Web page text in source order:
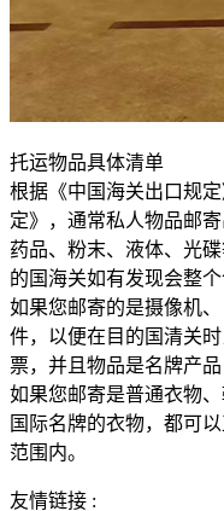
托运物品具体清单
根据《中国海关出口规
定》，通常私人物品邮
药品、粉末、液体、光
的国海关如有发现会整个
如果您邮寄的是摄像机
件，以便在目的国清关
票，并且物品是名牌产
如果您邮寄是普通衣物
国际名牌的衣物，都可
范围内。
友情链接 :